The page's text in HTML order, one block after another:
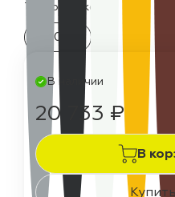
Термостойкость:
400 °C
В наличии
20 733 ₽
В